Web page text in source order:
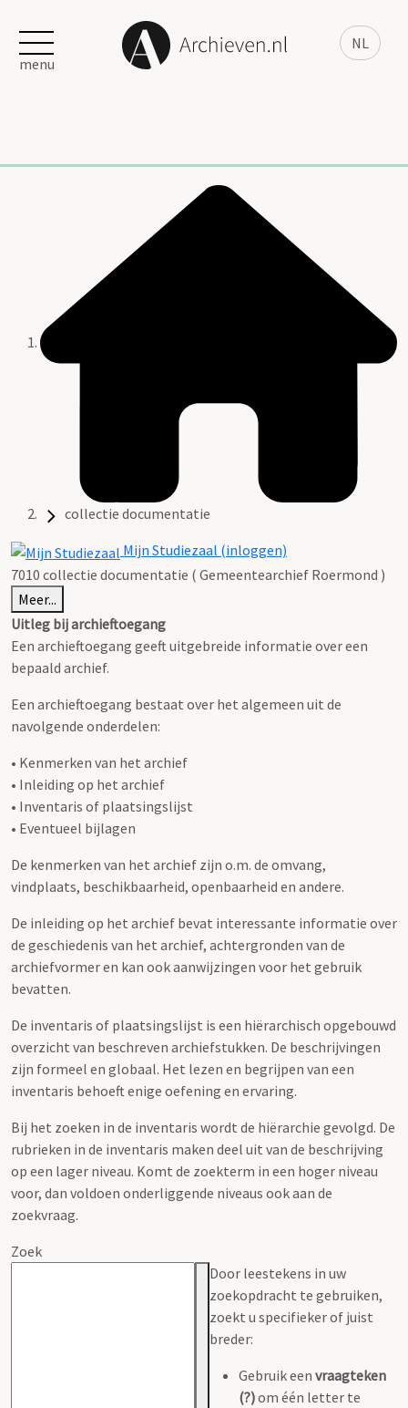
NL
menu
collectie documentatie
Mijn Studiezaal (inloggen)
7010 collectie documentatie ( Gemeentearchief Roermond )
Meer...
Uitleg bij archieftoegang
Een archieftoegang geeft uitgebreide informatie over een
bepaald archief.
Een archieftoegang bestaat over het algemeen uit de
navolgende onderdelen:
• Kenmerken van het archief
• Inleiding op het archief
• Inventaris of plaatsingslijst
• Eventueel bijlagen
De kenmerken van het archief zijn o.m. de omvang,
vindplaats, beschikbaarheid, openbaarheid en andere.
De inleiding op het archief bevat interessante informatie over
de geschiedenis van het archief, achtergronden van de
archiefvormer en kan ook aanwijzingen voor het gebruik
bevatten.
De inventaris of plaatsingslijst is een hiërarchisch opgebouwd
overzicht van beschreven archiefstukken. De beschrijvingen
zijn formeel en globaal. Het lezen en begrijpen van een
inventaris behoeft enige oefening en ervaring.
Bij het zoeken in de inventaris wordt de hiërarchie gevolgd. De
rubrieken in de inventaris maken deel uit van de beschrijving
op een lager niveau. Komt de zoekterm in een hoger niveau
voor, dan voldoen onderliggende niveaus ook aan de
zoekvraag.
Zoek
Door leestekens in uw
zoekopdracht te gebruiken,
zoekt u specifieker of juist
breder:
Gebruik een vraagteken
(?)om één letter te